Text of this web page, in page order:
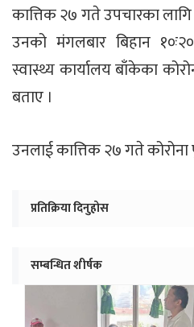
कात्तिक २७ गते उपचारका
उनको मंगलबार बिहान
स्वास्थ्य कार्यालय बाँकेका
बताए ।
उनलाई कात्तिक २७ गते कोरोना
प्रतिक्रिया दिनुहोस
सम्बन्धित शीर्षक